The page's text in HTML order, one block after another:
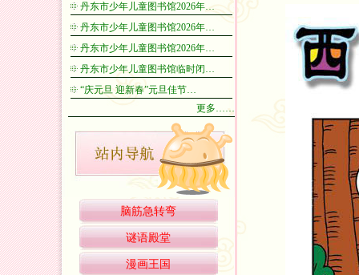
丹东市少年儿童图书馆2026年…
丹东市少年儿童图书馆2026年…
丹东市少年儿童图书馆2026年…
丹东市少年儿童图书馆临时闭…
“庆元旦 迎新春”元旦佳节…
更多……
脑筋急转弯
谜语殿堂
漫画王国